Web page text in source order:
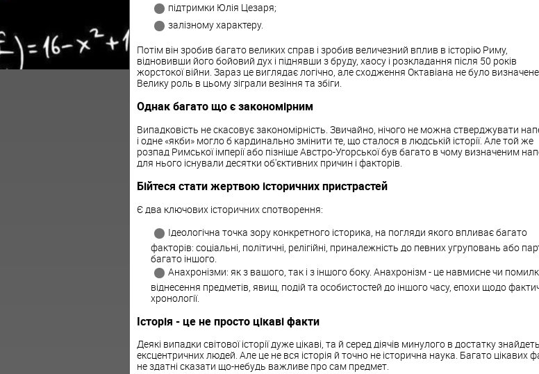
підтримки Юлія Цезаря;
залізному характеру.
Потім він зробив багато великих справ і зробив величезний вплив в історію Риму,
відновивши його бойовий дух і піднявши з бруду, хаосу і розкладання після 50 років
жорстокої війни. Зараз це виглядає логічно, але сходження Октавіана не було
Велику роль в цьому зіграли везіння та збіги.
Однак багато що є закономірним
Випадковість не скасовує закономірність. Звичайно, нічого не можна стверджувати
і одне «якби» могло б кардинально змінити те, що сталося в людській історії. Але той же
розпад Римської імперії або пізніше Австро-Угорської був багато в чому визначеним
для нього існували десятки об'єктивних причин і факторів.
Бійтеся стати жертвою історичних пристрастей
Є два ключових історичних спотворення:
Ідеологічна точка зору конкретного історика, на погляди якого впливає багато
факторів: соціальні, політичні, релігійні, приналежність до певних угруповань або
багато іншого.
Анахронізми: як з вашого, так і з іншого боку. Анахронізм - це навмисне чи
віднесення предметів, явищ, подій та особистостей до іншого часу, епохи щодо
хронології.
Історія - це не просто цікаві факти
Деякі випадки світової історії дуже цікаві, та й серед діячів минулого в достатку
ексцентричних людей. Але це не вся історія й точно не історична наука. Багато цікавих
не здатні сказати що-небудь важливе про сам предмет.